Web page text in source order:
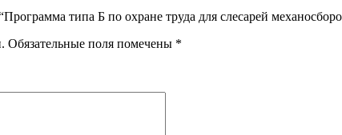
типа Б по охране труда для слесарей
Обязательные поля помечены *